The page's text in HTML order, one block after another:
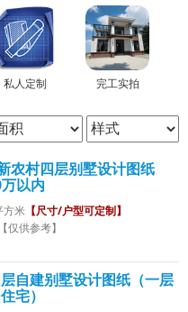
私人定制 完工实拍
农村四层别墅设计图纸
以内
方米 【尺寸/户型可定制】
仅供参考】
自建别墅设计图纸（一层
宅）